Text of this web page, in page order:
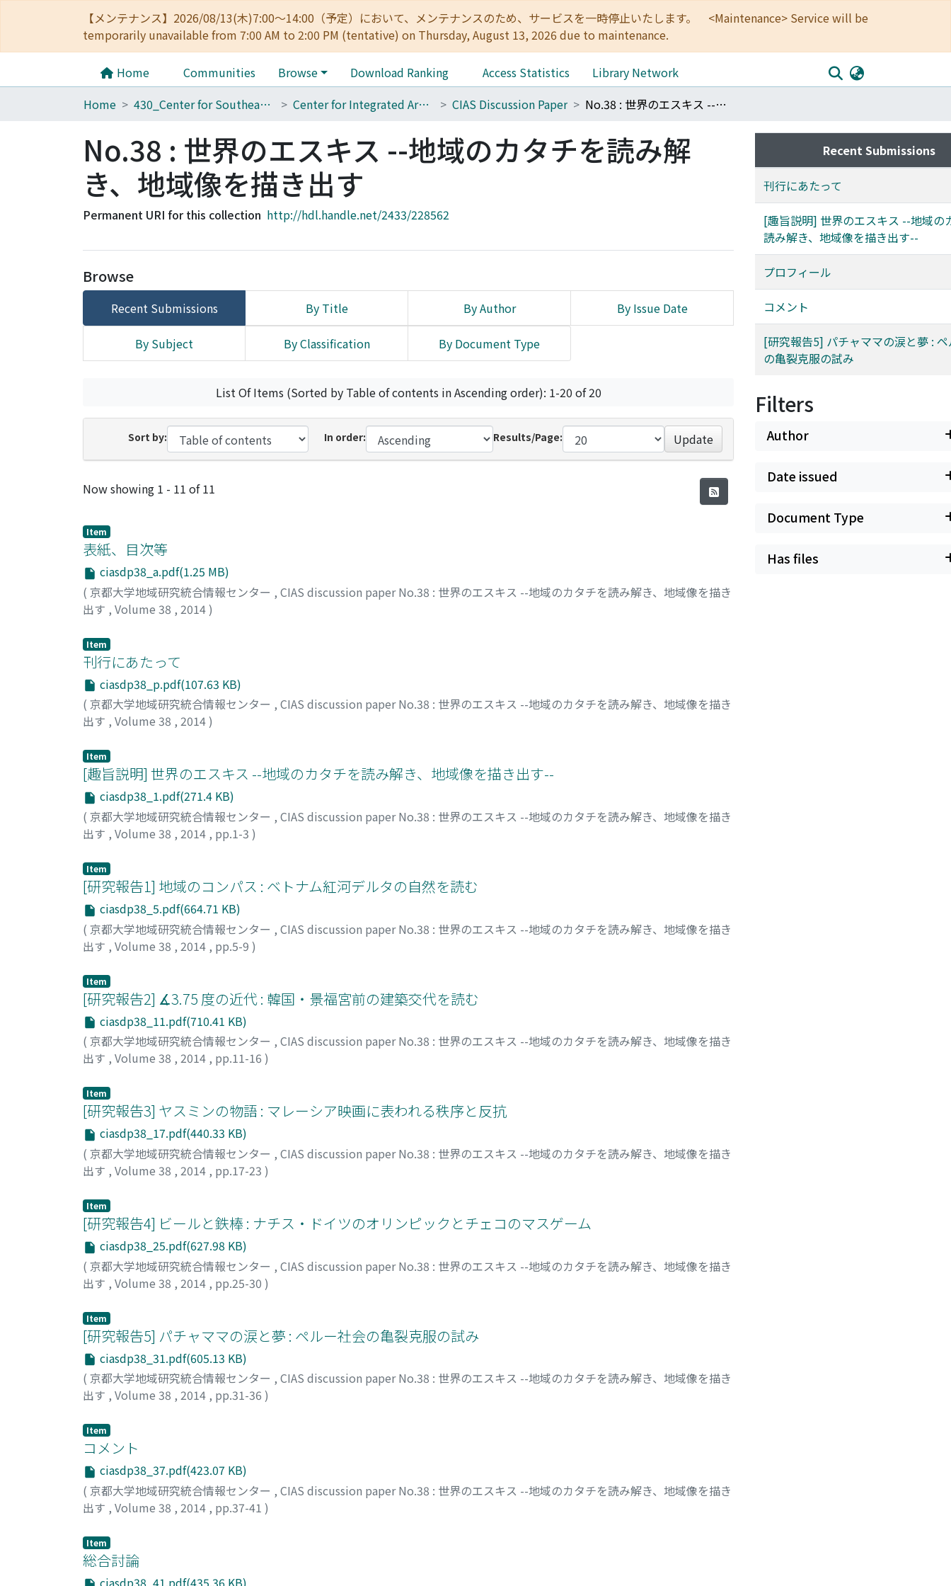
【メンテナンス】2026/08/13(木)7:00～14:00（予定）において、メンテナンスのため、サービスを一時停止いたします。 <Maintenance> Service will be
temporarily unavailable from 7:00 AM to 2:00 PM (tentative) on Thursday, August 13, 2026 due to maintenance.
Home Communities Browse Download Ranking Access Statistics
Library Network
Home
430_Center for Southeast Asian Studies Center for Integrated Area Studies CIAS Discussion Paper No.38 : 世界のエスキス --地域のカタチを読み解き、地域像を描き出す
No.38 : 世界のエスキス --地域のカタチを読み解
き、地域像を描き出す
Permanent URI for this collection http://hdl.handle.net/2433/228562
Browse
Recent Submissions By Title By Author By Issue Date
By Subject By Classification By Document Type
List Of Items (Sorted by Table of contents in Ascending order): 1-20 of 20
Sort by: In order: Results/Page: Update
Recent Submissions
Now showing 1 - 11 of 11
Item
表紙、目次等
ciasdp38_a.pdf(1.25 MB)
( 京都大学地域研究統合情報センター , CIAS discussion paper No.38 : 世界のエスキス --地域のカタチを読み解き、地域像を描き
出す , Volume 38 , 2014)
Item
刊行にあたって
ciasdp38_p.pdf(107.63 KB)
( 京都大学地域研究統合情報センター , CIAS discussion paper No.38 : 世界のエスキス --地域のカタチを読み解き、地域像を描き
出す , Volume 38 , 2014)
Item
[趣旨説明] 世界のエスキス --地域のカタチを読み解き、地域像を描き出す--
ciasdp38_1.pdf(271.4 KB)
( 京都大学地域研究統合情報センター , CIAS discussion paper No.38 : 世界のエスキス --地域のカタチを読み解き、地域像を描き
出す , Volume 38 , 2014 , pp.1-3 )
Item
[研究報告1] 地域のコンパス : ベトナム紅河デルタの自然を読む
ciasdp38_5.pdf(664.71 KB)
( 京都大学地域研究統合情報センター , CIAS discussion paper No.38 : 世界のエスキス --地域のカタチを読み解き、地域像を描き
出す , Volume 38 , 2014 , pp.5-9 )
Item
[研究報告2] ∡3.75 度の近代 : 韓国・景福宮前の建築交代を読む
ciasdp38_11.pdf(710.41 KB)
( 京都大学地域研究統合情報センター , CIAS discussion paper No.38 : 世界のエスキス --地域のカタチを読み解き、地域像を描き
出す , Volume 38 , 2014 , pp.11-16 )
Item
[研究報告3] ヤスミンの物語 : マレーシア映画に表われる秩序と反抗
ciasdp38_17.pdf(440.33 KB)
( 京都大学地域研究統合情報センター , CIAS discussion paper No.38 : 世界のエスキス --地域のカタチを読み解き、地域像を描き
出す , Volume 38 , 2014 , pp.17-23 )
Item
[研究報告4] ビールと鉄棒 : ナチス・ドイツのオリンピックとチェコのマスゲーム
ciasdp38_25.pdf(627.98 KB)
( 京都大学地域研究統合情報センター , CIAS discussion paper No.38 : 世界のエスキス --地域のカタチを読み解き、地域像を描き
出す , Volume 38 , 2014 , pp.25-30 )
Item
[研究報告5] パチャママの涙と夢 : ペルー社会の亀裂克服の試み
ciasdp38_31.pdf(605.13 KB)
( 京都大学地域研究統合情報センター , CIAS discussion paper No.38 : 世界のエスキス --地域のカタチを読み解き、地域像を描き
出す , Volume 38 , 2014 , pp.31-36 )
Item
コメント
ciasdp38_37.pdf(423.07 KB)
( 京都大学地域研究統合情報センター , CIAS discussion paper No.38 : 世界のエスキス --地域のカタチを読み解き、地域像を描き
出す , Volume 38 , 2014 , pp.37-41 )
Item
総合討論
ciasdp38_41.pdf(435.36 KB)
Recent Submissions
刊行にあたって
[趣旨説明] 世界のエスキス --地域の
読み解き、地域像を描き出す--
プロフィール
コメント
[研究報告5] パチャママの涙と夢 :
の亀裂克服の試み
Filters
Author
Date issued
Document Type
Has files